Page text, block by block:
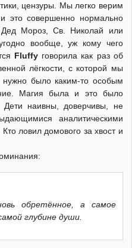
цензуры. Мы легко верим
это совершенно нормально
Мороз, Св. Николай или
вообще, уж кому чего
Fluffy говорила как раз об
лёгкости, с которой мы
было каким-то особым
Магия была и это было
наивны, доверчивы, не
аналитическими
ловил домового за хвост и
обретённое, а самое
глубине души.